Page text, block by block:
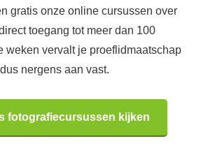
gratis onze online cursussen over
toegang tot meer dan 100
weken vervalt je proeflidmaatschap
nergens aan vast.
fotografiecursussen kijken